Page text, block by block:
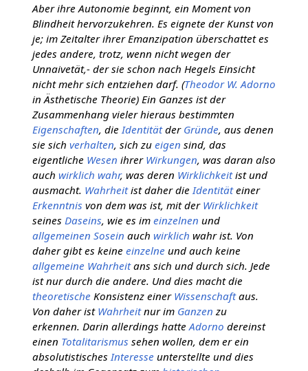
Aber ihre Autonomie beginnt, ein Moment von
Blindheit hervorzukehren. Es eignete der Kunst von
je; im Zeitalter ihrer Emanzipation überschattet es
jedes andere, trotz, wenn nicht wegen der
Unnaivetät,- der sie schon nach Hegels Einsicht
nicht mehr sich entziehen darf. (Theodor W. Adorno
in Ästhetische Theorie) Ein Ganzes ist der
Zusammenhang vieler hieraus bestimmten
Eigenschaften, die Identitätder Gründe, aus denen
sie sich verhalten, sich zu eigen sind, das
eigentliche Wesen ihrer Wirkungen, was daran also
auch wirklich wahr, was deren Wirklichkeitist und
ausmacht. Wahrheitist daher die Identitäteiner
Erkenntnis von dem was ist, mit der Wirklichkeit
seines Daseins, wie es im einzelnen und
allgemeinen Sosein auch wirklich wahr ist. Von
daher gibt es keine einzelne und auch keine
allgemeine Wahrheitans sich und durch sich. Jede
ist nur durch die andere. Und dies macht die
theoretische Konsistenz einer Wissenschaftaus.
Von daher ist Wahrheitnur im Ganzen zu
erkennen. Darin allerdings hatte Adorno dereinst
einen Totalitarismus sehen wollen, dem er ein
absolutistisches Interesse unterstellte und dies